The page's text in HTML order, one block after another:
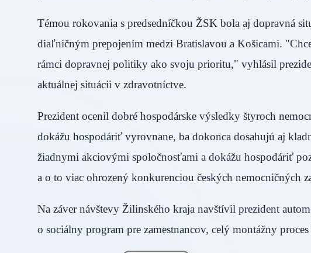
Témou rokovania s predsedníčkou ŽSK bola aj dopravná
diaľničným prepojením medzi Bratislavou a Košicami.
rámci dopravnej politiky ako svoju prioritu," vyhlásil
aktuálnej situácii v zdravotníctve.
Prezident ocenil dobré hospodárske výsledky štyroch
dokážu hospodáriť vyrovnane, ba dokonca dosahujú aj
žiadnymi akciovými spoločnosťami a dokážu hospodáriť
a o to viac ohrozený konkurenciou českých
Na záver návštevy Žilinského kraja navštívil prezident
o sociálny program pre zamestnancov, celý montážny